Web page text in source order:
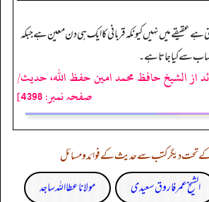
عقیقے میں نہیں کیونکہ قربانی کا ایک ہی دن معین ہے جبکہ
سے کیا جاتا ہے۔
از الشیخ حافظ محمد امین حفظ اللہ، حدیث/
صفحہ نمبر: 4398]
تحت دیگر کتب سے حدیث کے فوائد و مسائل
الشیخ عمر فاروق سعیدی مولانا عطا اللہ ساجد